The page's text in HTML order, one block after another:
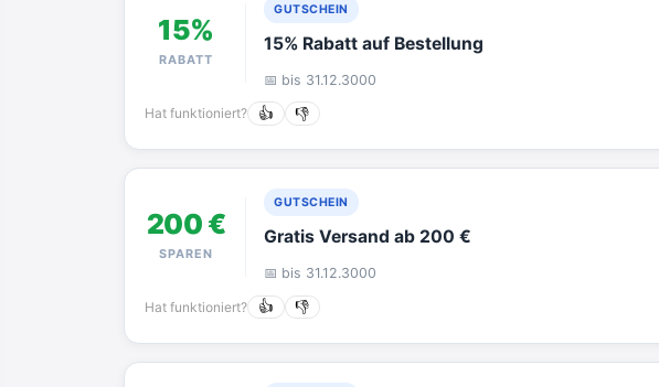
15%
RABATT
GUTSCHEIN
15% Rabatt auf Bestellung
📅 bis 31.12.3000
Hat funktioniert? 👍 👎
200 €
SPAREN
GUTSCHEIN
Gratis Versand ab 200 €
📅 bis 31.12.3000
Hat funktioniert? 👍 👎